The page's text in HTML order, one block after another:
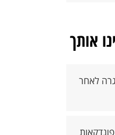
אותך
לאחר